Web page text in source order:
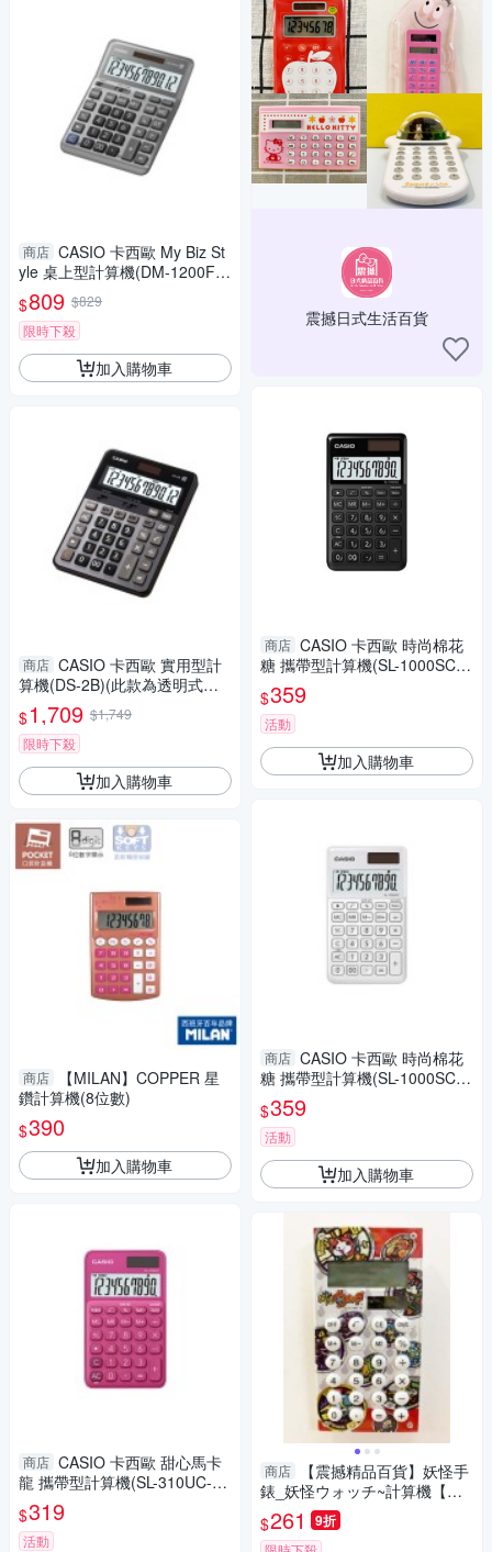
商店 CASIO 卡西歐 My Biz St
yle 桌上型計算機(DM-1200F
M)
$809 $829
限時下殺
加入購物車
商店 CASIO 卡西歐 實用型計
算機(DS-2B)(此款為透明式外
盒)
$1,709 $1,749
限時下殺
加入購物車
商店
【MILAN】COPPER 星
鑽計算機(8位數)
$390
加入購物車
商店 CASIO 卡西歐 甜心馬卡
龍 攜帶型計算機(SL-310UC-R
D)
$319
活動
震撼日式生活百貨
商店 CASIO 卡西歐 時尚棉花
糖 攜帶型計算機(SL-1000SC-B
K)
$359
活動
加入購物車
商店 CASIO 卡西歐 時尚棉花
糖 攜帶型計算機(SL-1000SC-
WE)
$359
活動
加入購物車
商店
【震撼精品百貨】妖怪手
錶_妖怪ウォッチ~計算機【共1
款】*51727
$261 9折